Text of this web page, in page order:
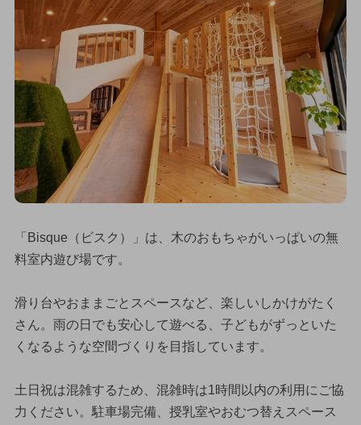
「Bisque（ビスク）」は、木のおもちゃがいっぱいの無
料室内遊び場です。
滑り台やおままごとスペースなど、楽しいしかけがたく
さん。雨の日でも安心して遊べる、子どもがずっといた
くなるような空間づくりを目指しています。
土日祝は混雑するため、混雑時は1時間以内の利用にご協
力ください。駐車場完備、授乳室やおむつ替えスペース